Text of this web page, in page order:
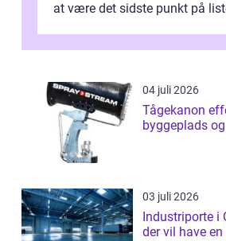
at være det sidste punkt på
04 juli 2026
Tågekanon effektiv støvkontrol på
byggeplads
03 juli 2026
Industriporte i
der vil have